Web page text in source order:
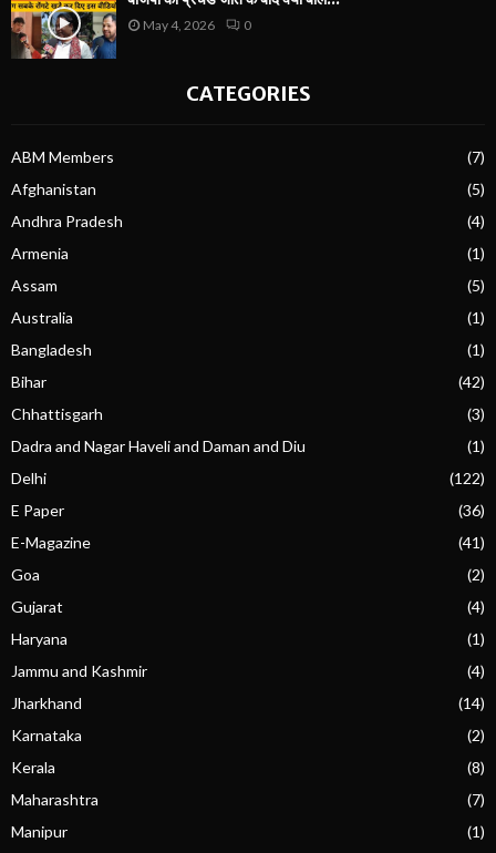
May 4, 2026 0
CATEGORIES
ABM Members
(7)
Afghanistan
(5)
Andhra Pradesh
(4)
Armenia
(1)
Assam
(5)
Australia
(1)
Bangladesh
(1)
Bihar
(42)
Chhattisgarh
(3)
Dadra and Nagar Haveli and Daman and Diu
(1)
Delhi
(122)
E Paper
(36)
E-Magazine
(41)
Goa
(2)
Gujarat
(4)
Haryana
(1)
Jammu and Kashmir
(4)
Jharkhand
(14)
Karnataka
(2)
Kerala
(8)
Maharashtra
(7)
Manipur
(1)